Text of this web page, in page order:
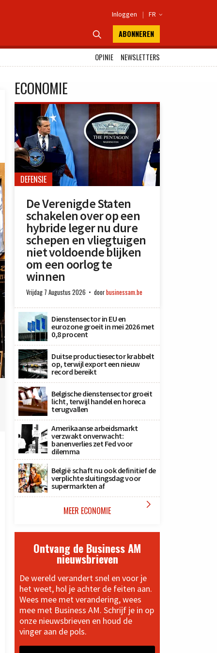
Inloggen | FR 
 ABONNEREN
OPINIE
NEWSLETTERS
ECONOMIE
DEFENSIE
De Verenigde Staten
schakelen over op een
hybride leger nu dure
schepen en vliegtuigen
niet voldoende blijken
om een oorlog te
winnen
Vrijdag 7 Augustus 2026 doorbusinessam.be
Dienstensector in EU en
eurozone groeit in mei 2026 met
0,8 procent
Duitse productiesector krabbelt
op, terwijl export een nieuw
record bereikt
Belgische dienstensector groeit
licht, terwijl handel en horeca
terugvallen
Amerikaanse arbeidsmarkt
verzwakt onverwacht:
banenverlies zet Fed voor
dilemma
België schaft nu ook definitief de
verplichte sluitingsdag voor
supermarkten af
MEER ECONOMIE 
Ontvang de Business AM
nieuwsbrieven
De wereld verandert snel en voor je
het weet, hol je achter de feiten aan.
Wees mee met verandering, wees
mee met Business AM. Schrijf je in op
onze nieuwsbrieven en houd de
vinger aan de pols.